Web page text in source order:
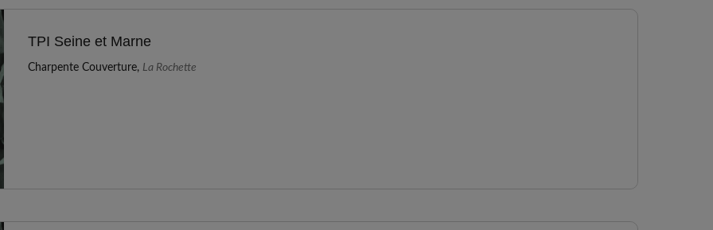
TPI Seine et Marne
Charpente Couverture, La Rochette